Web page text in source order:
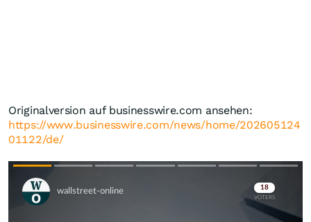
Originalversion auf businesswire.com ansehen:
https://www.businesswire.com/news/home/202605124
01122/de/
Skip